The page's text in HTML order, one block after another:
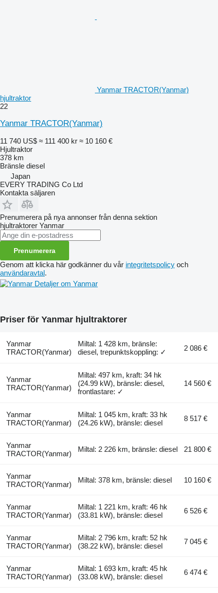
Yanmar TRACTOR(Yanmar)
hjultraktor
22
Yanmar TRACTOR(Yanmar)
11 740 US$ ≈ 111 400 kr ≈ 10 160 €
Hjultraktor
378 km
Bränsle diesel
Japan
EVERY TRADING Co Ltd
Kontakta säljaren
Prenumerera på nya annonser från denna sektion
hjultraktorer Yanmar
Prenumerera
Genom att klicka här godkänner du vår integritetspolicy och
användaravtal.
Detaljer om Yanmar
Priser för Yanmar hjultraktorer
Yanmar
TRACTOR(Yanmar)
Miltal: 1 428 km, bränsle:
diesel, trepunktskoppling: ✓
2 086 €
Yanmar
TRACTOR(Yanmar)
Miltal: 497 km, kraft: 34 hk
(24.99 kW), bränsle: diesel,
frontlastare: ✓
14 560 €
Yanmar
TRACTOR(Yanmar)
Miltal: 1 045 km, kraft: 33 hk
(24.26 kW), bränsle: diesel
8 517 €
Yanmar
TRACTOR(Yanmar)
Miltal: 2 226 km, bränsle: diesel 21 800 €
Yanmar
TRACTOR(Yanmar)
Miltal: 378 km, bränsle: diesel 10 160 €
Yanmar
TRACTOR(Yanmar)
Miltal: 1 221 km, kraft: 46 hk
(33.81 kW), bränsle: diesel
6 526 €
Yanmar
TRACTOR(Yanmar)
Miltal: 2 796 km, kraft: 52 hk
(38.22 kW), bränsle: diesel
7 045 €
Yanmar
TRACTOR(Yanmar)
Miltal: 1 693 km, kraft: 45 hk
(33.08 kW), bränsle: diesel
6 474 €